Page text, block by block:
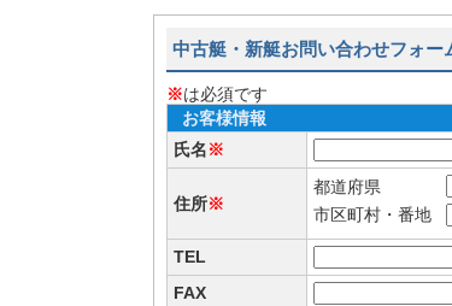
中古艇・新艇お問い合わせフォー
※は必須です
お客様情報
氏名※
住所※
都道府県
市区町村・番地
TEL
FAX